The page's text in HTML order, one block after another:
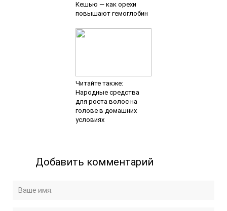
Кешью — как орехи
повышают гемоглобин
Читайте также:
Народные средства
для роста волос на
голове в домашних
условиях
Добавить комментарий